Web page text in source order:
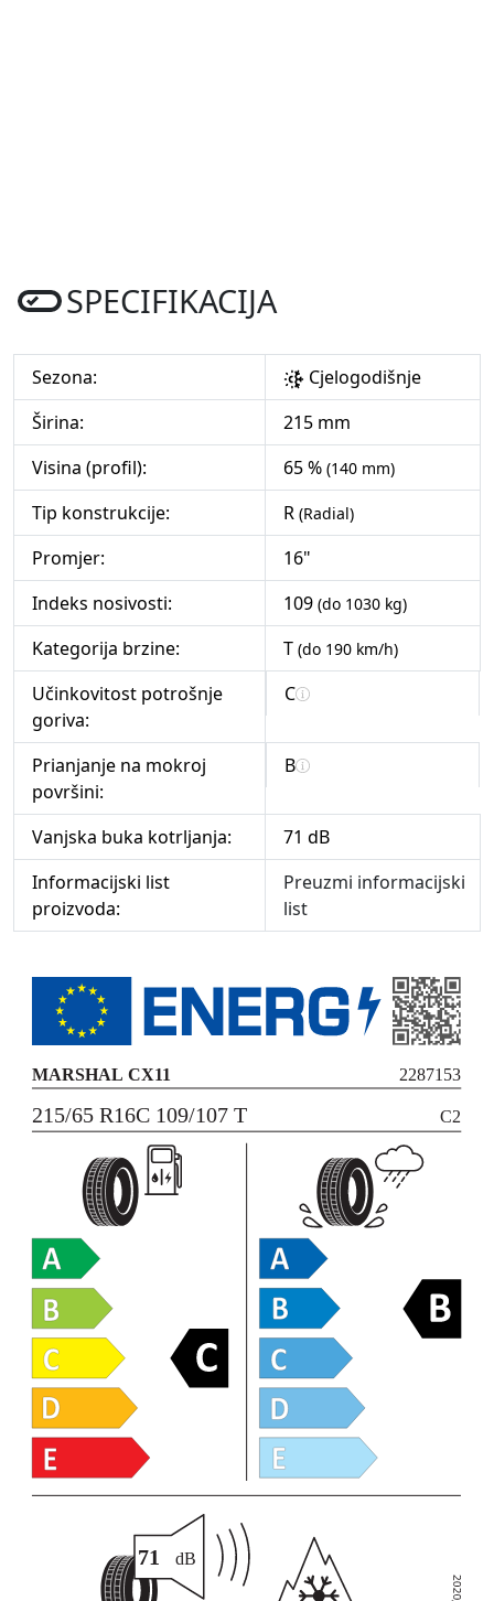
SPECIFIKACIJA
Sezona:
Cjelogodišnje
Širina:
215 mm
Visina (profil):
65 % (140 mm)
Tip konstrukcije: R (Radial)
Promjer:
16"
Indeks nosivosti:
109 (do 1030 kg)
Kategorija brzine: T (do 190 km/h)
Učinkovitost potrošnje
goriva:
C
Prianjanje na mokroj
površini:
B
Vanjska buka kotrljanja:
71 dB
Informacijski list
proizvoda:
Preuzmi informacijski
list